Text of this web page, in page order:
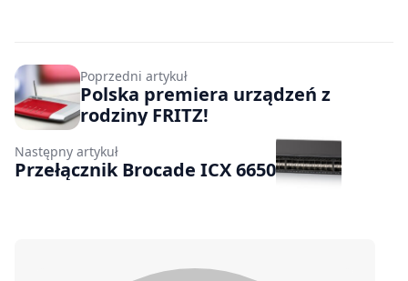
Poprzedni artykuł
Polska premiera urządzeń z
rodziny FRITZ!
Następny artykuł
Przełącznik Brocade ICX 6650